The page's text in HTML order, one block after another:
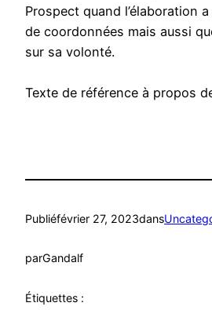
Prospect quand l’élaboration
de coordonnées mais aussi
sur sa volonté.
Texte de référence à propos
Publiéfévrier 27, 2023dans
parGandalf
Étiquettes :